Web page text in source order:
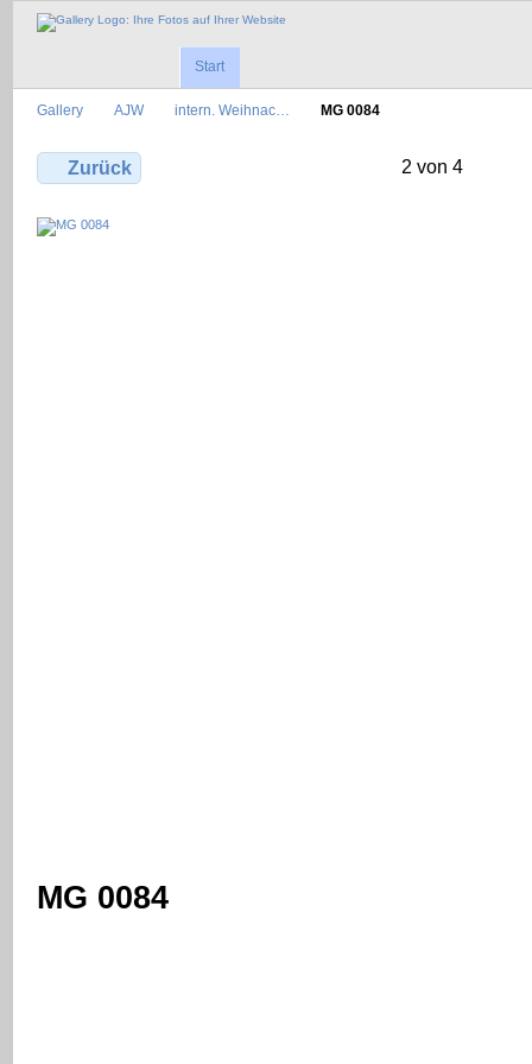
Start
Gallery AJW intern. Weihnac… MG 0084
Zurück 2 von 4
MG 0084